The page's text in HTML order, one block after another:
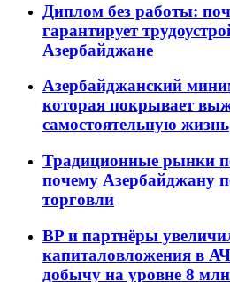
Диплом без работы:
гарантирует
Азербайджане
Азербайджанский
которая покрывает
самостоятельную жизнь
Традиционные рынки
почему Азербайджану
торговли
BP и партнёры
капиталовложения в
добычу на уровне 8